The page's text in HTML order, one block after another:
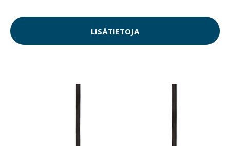
LISÄTIETOJA